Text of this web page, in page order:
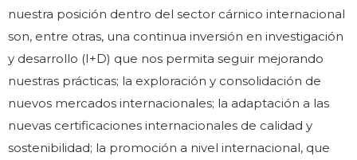
nuestra posición dentro del sector cárnico internacional
son, entre otras, una continua inversión en investigación
y desarrollo (I+D) que nos permita seguir mejorando
nuestras prácticas; la exploración y consolidación de
nuevos mercados internacionales; la adaptación a las
nuevas certificaciones internacionales de calidad y
sostenibilidad; la promoción a nivel internacional, que